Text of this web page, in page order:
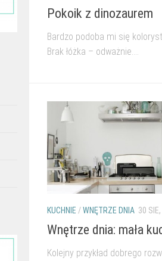
Pokoik z dinozaurem
Bardzo podoba mi się
Brak łóżka – odważnie....
KUCHNIE /WNĘTRZE DNIA 30
Wnętrze dnia: mała
Kolejny przykład dobrego